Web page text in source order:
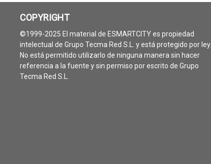
COPYRIGHT
©1999-2025 El material de ESMARTCITY es propiedad
intelectual de Grupo Tecma Red S.L. y está protegido por ley.
No está permitido utilizarlo de ninguna manera sin hacer
referencia a la fuente y sin permiso por escrito de Grupo
Tecma Red S.L.